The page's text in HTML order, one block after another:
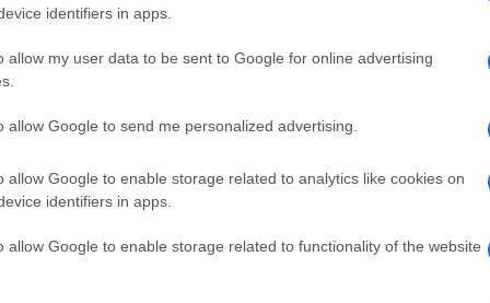
identifiers in apps.
allow my user data to be sent to Google for online advertising
allow Google to send me personalized advertising.
allow Google to enable storage related to analytics like cookies on
identifiers in apps.
allow Google to enable storage related to functionality of the website
όταν πείσθηκε ότι ιστοσελίδα θα
δήθεν υψηλής απόδοσης
το αίτημα για την ενεργοποίηση της
ανθεκτικότητα
δεν μπορούσες να πλησιάσεις τον χώρο
News